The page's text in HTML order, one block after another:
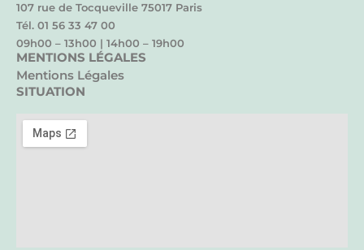
107 rue de Tocqueville 75017 Paris
Tél. 01 56 33 47 00
09h00 – 13h00 | 14h00 – 19h00
MENTIONS LÉGALES
Mentions Légales
SITUATION